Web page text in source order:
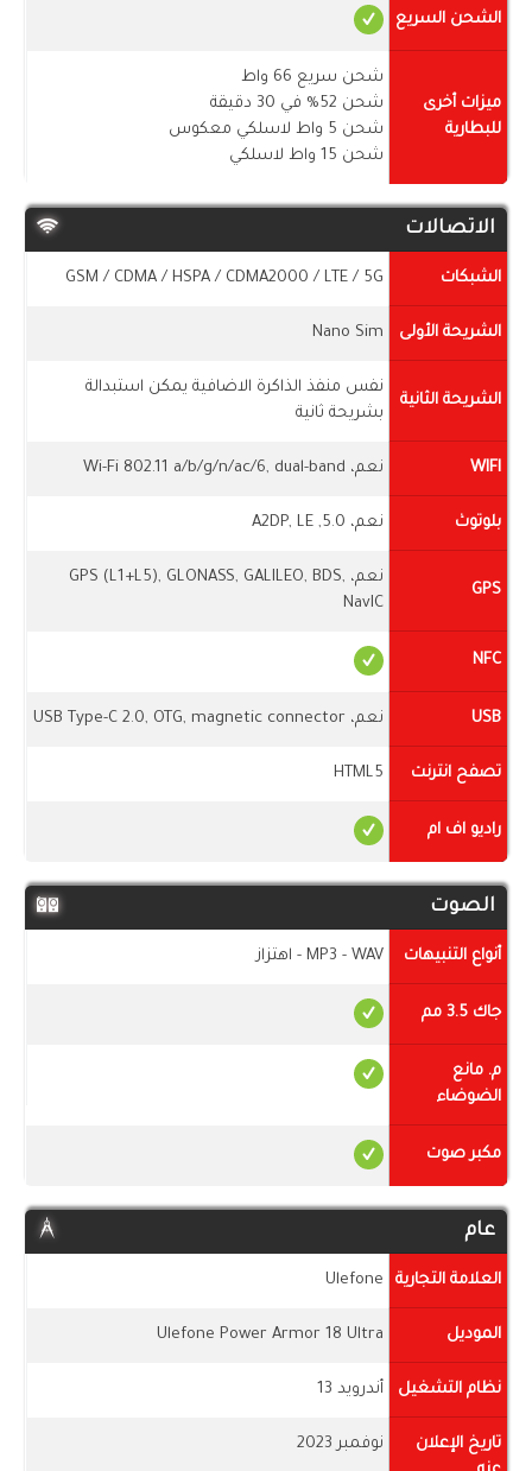
الشحن السريع
ميزات أخرى
للبطارية
شحن سريع 66 واط
شحن 52% في 30 دقيقة
شحن 5 واط لاسلكي معكوس
شحن 15 واط لاسلكي
الاتصالات
الشبكات GSM / CDMA / HSPA / CDMA2000 / LTE / 5G
الشريحة الأولى Nano Sim
الشريحة الثانية
نفس منفذ الذاكرة الاضافية يمكن استبدالة
بشريحة ثانية
WIFI نعم، Wi-Fi 802.11 a/b/g/n/ac/6, dual-band
بلوتوث نعم، 5.0, A2DP, LE
GPS
نعم، GPS (L1+L5), GLONASS, GALILEO, BDS,
NavIC
NFC
USB نعم، USB Type-C 2.0, OTG, magnetic connector
تصفح انترنت HTML5
راديو اف ام
الصوت
أنواع التنبيهات MP3 - WAV - اهتزاز
جاك 3.5 مم
م. مانع
الضوضاء
مكبر صوت
عام
العلامة التجارية Ulefone
الموديل Ulefone Power Armor 18 Ultra
نظام التشغيل أندرويد 13
تاريخ الإعلان
نوفمبر 2023